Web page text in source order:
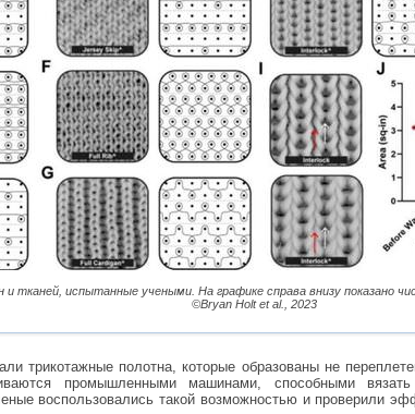
тканей, испытанные учеными. На графике справа внизу показано
©Bryan Holt et al., 2023
трикотажные полотна, которые образованы не
промышленными машинами, способными
воспользовались такой возможностью и проверили